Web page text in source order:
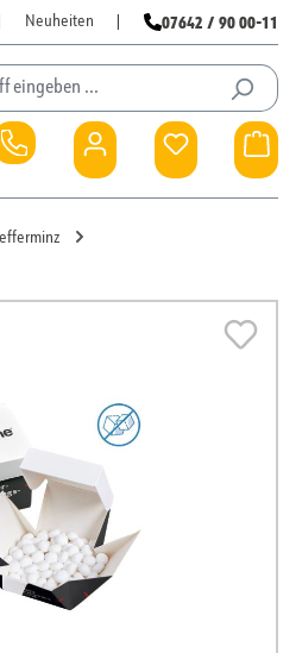
Neuheiten 07642 / 90 00-11
Du hast 0